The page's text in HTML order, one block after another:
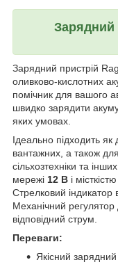
Зарядний
Зарядний пристрій
оливково-кислотних
помічник для вашого
швидко зарядити
яких умовах.
Ідеально підходить як
вантажних, а також
сільхозтехніки та
мережі 12 В і
Стрелковий індикатор
Механічний
відповідний струм.
Переваги:
Якісний зарядний